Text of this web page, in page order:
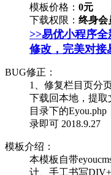
模板价格： 0元
下载权限： 终身会
>>易优小程序
修改，完美对接
BUG修正：
1、修复栏目页分
下载回本地，提取
目录下的
录即可 2018.9.27
模板介绍：
本模板自带
计、手工书写